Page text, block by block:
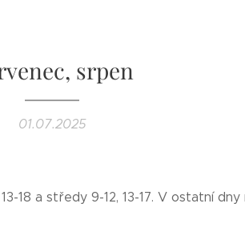
srpen
01.07.2025
18 a středy 9-12, 13-17. V ostatní